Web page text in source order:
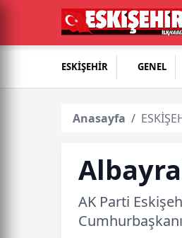
ESKİŞEHİR GENEL
Anasayfa
AK Parti